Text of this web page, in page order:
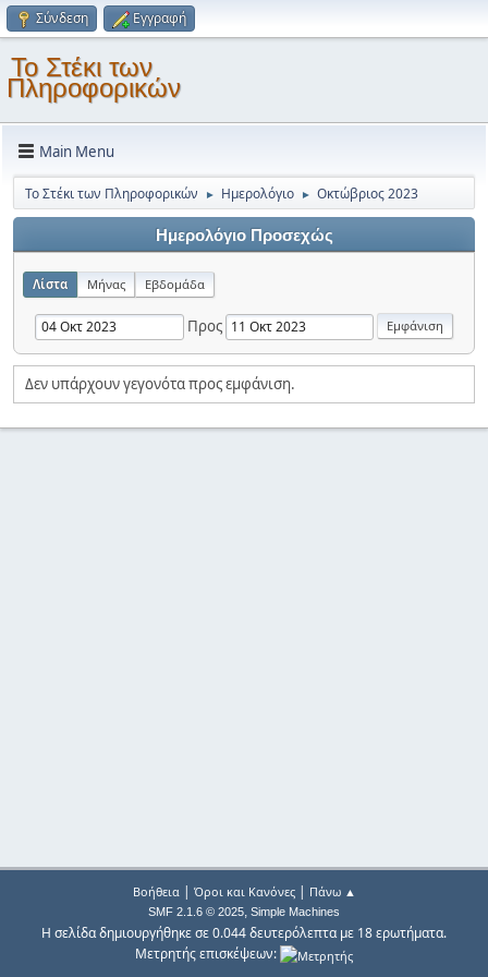
Σύνδεση Εγγραφή
Το Στέκι των
Πληροφορικών
Main Menu
Το Στέκι των Πληροφορικών ► Ημερολόγιο ► Οκτώβριος 2023
Ημερολόγιο Προσεχώς
Λίστα Μήνας Εβδομάδα
Προς
Δεν υπάρχουν γεγονότα προς εμφάνιση.
Βοήθεια| Όροι και Κανόνες| Πάνω ▲
SMF 2.1.6 © 2025, Simple Machines
Η σελίδα δημιουργήθηκε σε 0.044 δευτερόλεπτα με 18 ερωτήματα.
Μετρητής επισκέψεων: